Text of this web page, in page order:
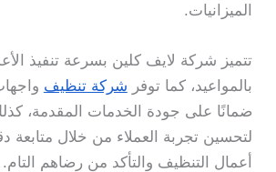
الميزانيات.
تتميز شركة لايف كلين بسرعة تنفيذ
بالمواعيد، كما توفر شركة تنظيف
ضمانًا على جودة الخدمات المقدمة،
لتحسين تجربة العملاء من خلال متابعة
أعمال التنظيف والتأكد من رضاهم